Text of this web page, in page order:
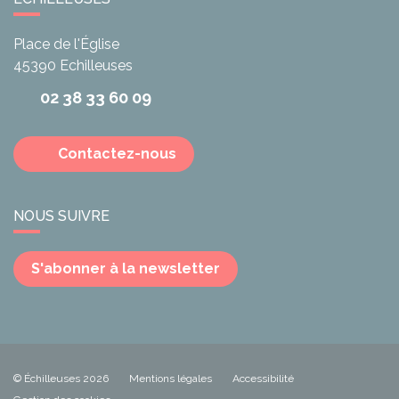
Place de l'Église
45390 Echilleuses
02 38 33 60 09
Contactez-nous
NOUS SUIVRE
S'abonner à la newsletter
© Échilleuses 2026 Mentions légales
Accessibilité